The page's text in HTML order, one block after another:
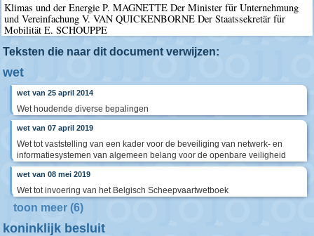
Klimas und der Energie P. MAGNETTE Der Minister für Unternehmung
und Vereinfachung V. VAN QUICKENBORNE Der Staatssekretär für
Mobilität E. SCHOUPPE
Teksten die naar dit document verwijzen:
wet
wet van 25 april 2014
Wet houdende diverse bepalingen
wet van 07 april 2019
Wet tot vaststelling van een kader voor de beveiliging van netwerk- en
informatiesystemen van algemeen belang voor de openbare veiligheid
wet van 08 mei 2019
Wet tot invoering van het Belgisch Scheepvaartwetboek
toon meer (6)
koninklijk besluit